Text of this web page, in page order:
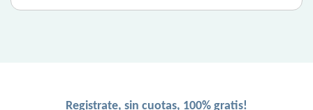
Registrate, sin cuotas, 100% gratis!